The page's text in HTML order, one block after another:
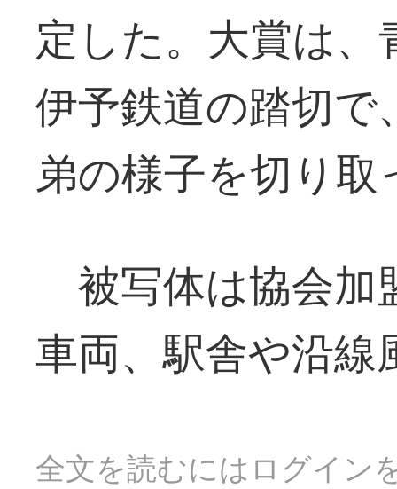
定した。大賞は
伊予鉄道の踏切で
弟の様子を切り
被写体は協会加
車両、駅舎や沿線
全文を読むにはログイン